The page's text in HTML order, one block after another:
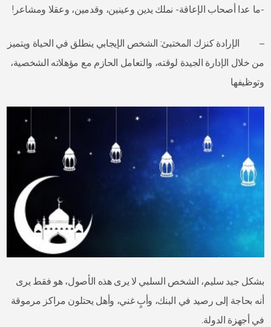
-ما عدا أصحاب الإعاقة- نملك يدين وعينين، وقدمين، وعقلا ومشاعر!
– الإرادة كنزك المختبئ: الشخص الإيجابي ينطلق في الحياة ويتميز
من خلال الإدارة الجيدة لوقته، والتعامل الحازم مع مؤهلاته الشخصية،
وتوظيفها
بشكل جيد سليم، الشخص السلبي لا يرى هذه الأصول، هو فقط يرى
أنه بحاجة إلى رصيد في البنك، وأبٍ غني، وأهل يحتلون مراكز مرموقة
في أجهزة الدولة.